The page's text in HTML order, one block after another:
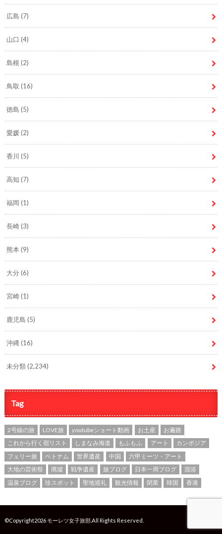
広島 (7)
山口 (4)
島根 (2)
鳥取 (16)
徳島 (5)
愛媛(2)
香川 (5)
高知 (7)
福岡 (1)
長崎(3)
熊本 (9)
大分 (6)
宮崎(1)
鹿児島 (5)
沖縄 (16)
未分類(2,234)
Tag
2号線の旅 LOVE旅 youtubeショート動画 お土産
お遍路
これから行く宿リスト
しまなみ海道 もふもふ アート
カンボジア
フェリー旅
ベトナム 世界遺産 中国
六甲ミーツ・アート
大地の芸術祭
廃墟 戦争遺産 旅ブログ 日本一周ブログ
混浴
温泉ブログ
珍スポット 聖地巡礼 観光情報 閉業 韓国 香港
©Copyright2026モーレツ女子旅部.All Rights Reserved.